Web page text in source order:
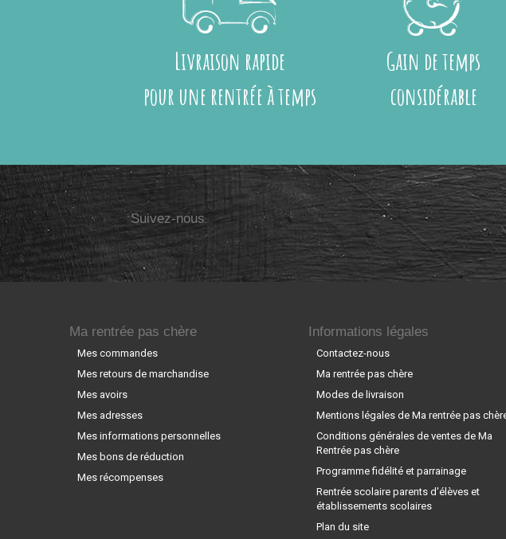
Livraison rapide
pour une rentrée à temps
Gain de temps
considérable
Suivez-nous
Ma rentrée pas chère
Mes commandes
Mes retours de marchandise
Mes avoirs
Mes adresses
Mes informations personnelles
Mes bons de réduction
Mes récompenses
Informations légales
Contactez-nous
Ma rentrée pas chère
Modes de livraison
Mentions légales de Ma rentrée pas
Conditions générales de ventes de Ma
Rentrée pas chère
Programme fidélité et parrainage
Rentrée scolaire parents d'élèves et
établissements scolaires
Plan du site